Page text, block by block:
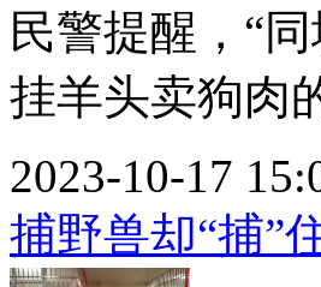
民警提醒，“
挂羊头卖狗肉
2023-10-17
捕野兽却“捕”